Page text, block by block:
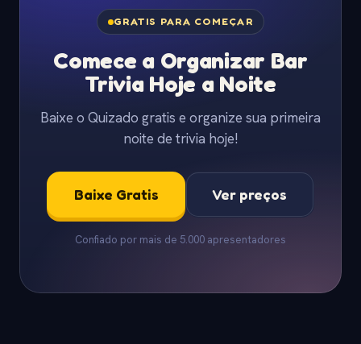
GRATIS PARA COMEÇAR
Comece a Organizar Bar
Trivia Hoje a Noite
Baixe o Quizado gratis e organize sua primeira
noite de trivia hoje!
Baixe Gratis Ver preços
Confiado por mais de 5.000 apresentadores